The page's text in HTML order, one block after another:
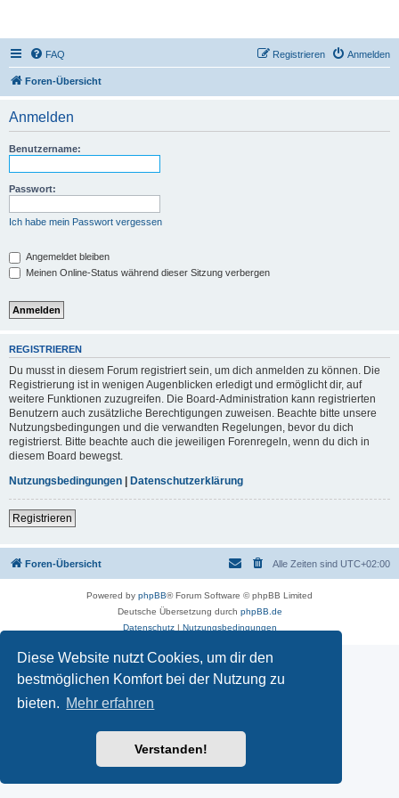
Diese Website nutzt Cookies, um dir den
bestmöglichen Komfort bei der Nutzung zu
bieten. Mehr erfahren
Verstanden!
FAQ Anmelden
Registrieren
Foren-Übersicht
Anmelden
Benutzername:
Passwort:
Ich habe mein Passwort vergessen
Angemeldet bleiben
Meinen Online-Status während dieser Sitzung verbergen
REGISTRIEREN
Du musst in diesem Forum registriert sein, um dich anmelden zu können. Die
Registrierung ist in wenigen Augenblicken erledigt und ermöglicht dir, auf
weitere Funktionen zuzugreifen. Die Board-Administration kann registrierten
Benutzern auch zusätzliche Berechtigungen zuweisen. Beachte bitte unsere
Nutzungsbedingungen und die verwandten Regelungen, bevor du dich
registrierst. Bitte beachte auch die jeweiligen Forenregeln, wenn du dich in
diesem Board bewegst.
Nutzungsbedingungen | Datenschutzerklärung
Registrieren
Foren-Übersicht Alle Zeiten sind UTC+02:00
Powered by phpBB® Forum Software © phpBB Limited
Deutsche Übersetzung durch phpBB.de
Datenschutz| Nutzungsbedingungen